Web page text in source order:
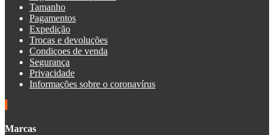
Tamanho
Pagamentos
Expedição
Trocas e devoluções
Condiçoes de venda
Segurança
Privacidade
Informações sobre o coronavírus
Marcas